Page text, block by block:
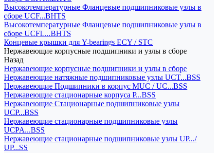
Высокотемпературные Фланцевые подшипниковые узлы в
сборе UCF...BHTS
Высокотемпературные Фланцевые подшипниковые узлы в
сборе UCFL...BHTS
Концевые крышки для Y-bearings ECY / STC
Нержавеющие корпусные подшипники и узлы в сборе
Назад
Нержавеющие корпусные подшипники и узлы в сборе
Нержавеющие натяжные подшипниковые узлы UCT...BSS
Нержавеющие Подшипники в корпус MUC / UC...BSS
Нержавеющие стационарные корпуса P...BSS
Нержавеющие Стационарные подшипниковые узлы
UCP...BSS
Нержавеющие стационарные подшипниковые узлы
UCPA...BSS
Нержавеющие стационарные подшипниковые узлы UP.../
UP...SS